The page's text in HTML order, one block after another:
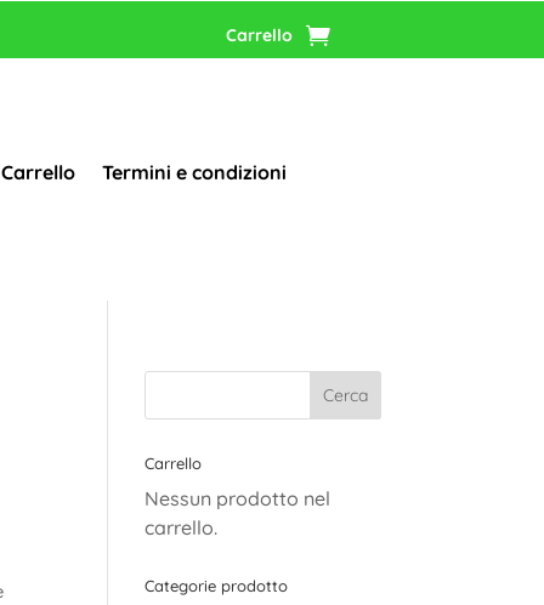
Carrello
Carrello Termini e condizioni
Carrello
Nessun prodotto nel
carrello.
Categorie prodotto